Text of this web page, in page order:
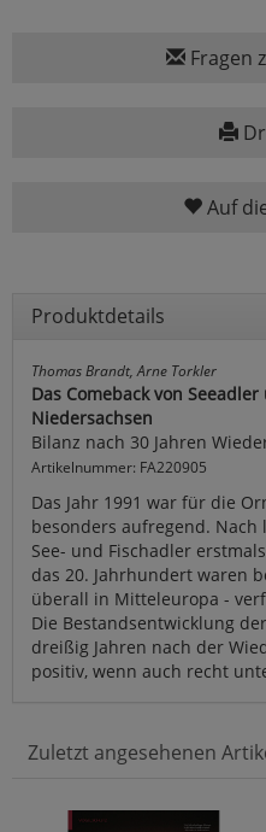
Fragen
Auf
Produktdetails
Thomas Brandt, Arne Torkler
Das Comeback von
Niedersachsen
Bilanz nach 30 Jahren
Artikelnummer: FA220905
Das Jahr 1991 war für die
besonders aufregend.
See- und Fischadler
das 20. Jahrhundert waren
überall in Mitteleuropa -
Die Bestandsentwicklung
dreißig Jahren nach der
positiv, wenn auch recht
Zuletzt angesehenen